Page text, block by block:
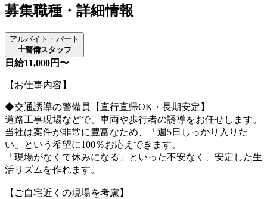
募集職種・詳細情報
アルバイト・パート
警備スタッフ
日給11,000円〜
【お仕事内容】
◆交通誘導の警備員【直行直帰OK・長期安定】
道路工事現場などで、車両や歩行者の誘導をお任せします。
当社は案件が非常に豊富なため、「週5日しっかり入りた
い」という希望に100％お応えできます。
「現場がなくて休みになる」といった不安なく、安定した生
活リズムを作れます。
【ご自宅近くの現場を考慮】